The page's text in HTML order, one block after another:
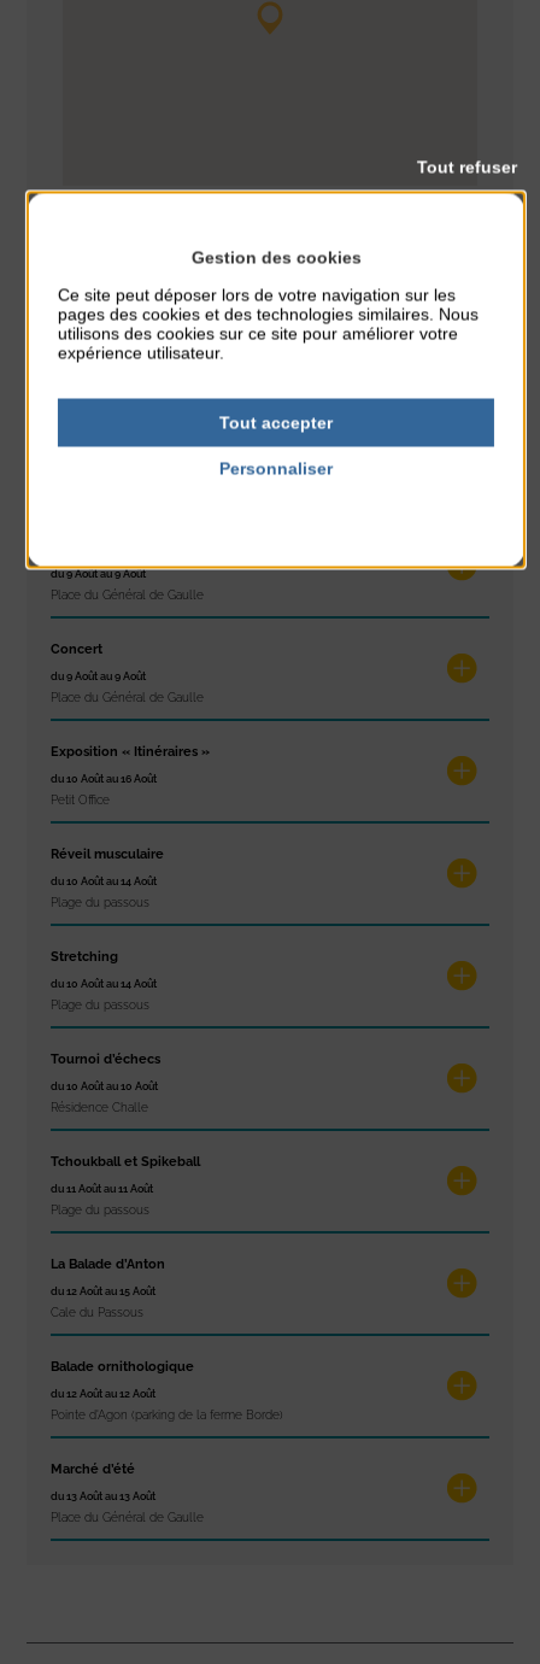
CLASSÉ DANS : cinéma
PARTAGER CETTE INFO :
du 9 Août au 9 Août
Place du Général de Gaulle
Concert
du 9 Août au 9 Août
Place du Général de Gaulle
Exposition « Itinéraires »
du 10 Août au 16 Août
Petit Office
Réveil musculaire
du 10 Août au 14 Août
Plage du passous
Stretching
du 10 Août au 14 Août
Plage du passous
Tournoi d’échecs
du 10 Août au 10 Août
Résidence Challe
Tchoukball et Spikeball
du 11 Août au 11 Août
Plage du passous
La Balade d’Anton
du 12 Août au 15 Août
Cale du Passous
Balade ornithologique
du 12 Août au 12 Août
Pointe d'Agon (parking de la ferme Borde)
Marché d’été
du 13 Août au 13 Août
Place du Général de Gaulle
Gestion des cookies
Ce site peut déposer lors de votre navigation sur les
pages des cookies et des technologies similaires. Nous
utilisons des cookies sur ce site pour améliorer votre
expérience utilisateur.
Tout accepter
Tout refuser
Personnaliser